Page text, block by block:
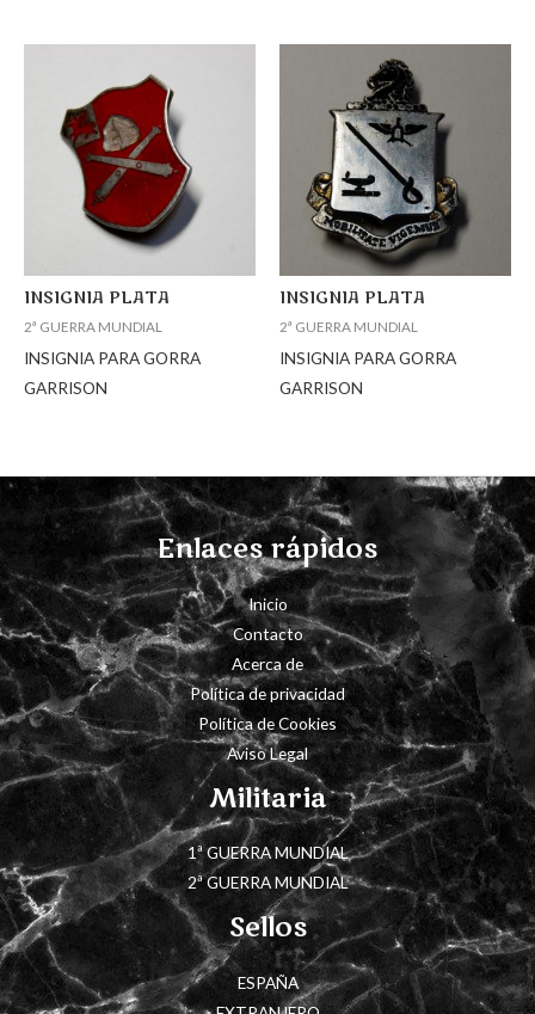
INSIGNIA PLATA
2ª GUERRA MUNDIAL
INSIGNIA PARA GORRA
GARRISON
INSIGNIA PLATA
2ª GUERRA MUNDIAL
INSIGNIA PARA GORRA
GARRISON
Enlaces rápidos
Inicio
Contacto
Acerca de
Política de privacidad
Política de Cookies
Aviso Legal
Militaria
1ª GUERRA MUNDIAL
2ª GUERRA MUNDIAL
Sellos
ESPAÑA